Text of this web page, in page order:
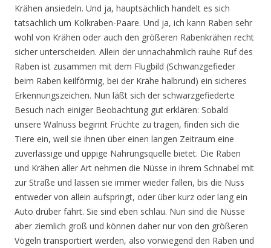
Krähen ansiedeln. Und ja, hauptsächlich handelt es sich
tatsächlich um Kolkraben-Paare. Und ja, ich kann Raben sehr
wohl von Krähen oder auch den größeren Rabenkrähen recht
sicher unterscheiden. Allein der unnachahmlich rauhe Ruf des
Raben ist zusammen mit dem Flugbild (Schwanzgefieder
beim Raben keilförmig, bei der Krähe halbrund) ein sicheres
Erkennungszeichen. Nun läßt sich der schwarzgefiederte
Besuch nach einiger Beobachtung gut erklären: Sobald
unsere Walnuss beginnt Früchte zu tragen, finden sich die
Tiere ein, weil sie ihnen über einen langen Zeitraum eine
zuverlässige und üppige Nahrungsquelle bietet. Die Raben
und Krähen aller Art nehmen die Nüsse in ihrem Schnabel mit
zur Straße und lassen sie immer wieder fallen, bis die Nuss
entweder von allein aufspringt, oder über kurz oder lang ein
Auto drüber fährt. Sie sind eben schlau. Nun sind die Nüsse
aber ziemlich groß und können daher nur von den größeren
Vögeln transportiert werden, also vorwiegend den Raben und